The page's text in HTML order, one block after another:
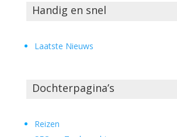
Handig en snel
Laatste Nieuws
Dochterpagina’s
Reizen